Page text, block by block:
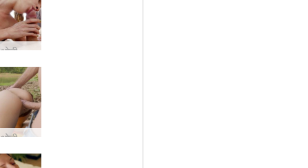
इवान और ओली भावुक प्रेमी
इवान और ओली वियतनाम झील प्यार